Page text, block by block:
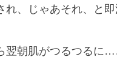
れ、じゃあそれ、と即
翌朝肌がつるつるに